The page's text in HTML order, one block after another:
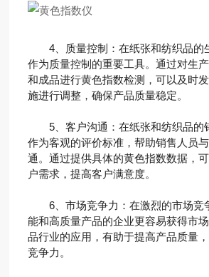
4、质量控制：在纸张和纺织品的
作为质量控制的重要工具。通过对生
和成品进行黄色指数检测，可以及时
施进行调整，确保产品质量稳定。
5、客户沟通：在纸张和纺织品的
作为客观的评价标准，帮助销售人员
通。通过提供具体的黄色指数数据，
户需求，提高客户满意度。
6、市场竞争力：在激烈的市场竞
能和高质量产品的企业更容易获得市
品行业的应用，有助于提高产品质量
竞争力。